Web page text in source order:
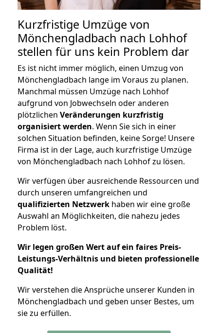
Kurzfristige Umzüge von
Mönchengladbach nach Lohhof
stellen für uns kein Problem dar
Es ist nicht immer möglich, einen Umzug von
Mönchengladbach lange im Voraus zu planen.
Manchmal müssen Umzüge nach Lohhof
aufgrund von Jobwechseln oder anderen
plötzlichen Veränderungen kurzfristig
organisiert werden. Wenn Sie sich in einer
solchen Situation befinden, keine Sorge! Unsere
Firma ist in der Lage, auch kurzfristige Umzüge
von Mönchengladbach nach Lohhof zu lösen.
Wir verfügen über ausreichende Ressourcen und
durch unseren umfangreichen und
qualifizierten Netzwerk haben wir eine große
Auswahl an Möglichkeiten, die nahezu jedes
Problem löst.
Wir legen großen Wert auf ein faires Preis-
Leistungs-Verhältnis und bieten professionelle
Qualität!
Wir verstehen die Ansprüche unserer Kunden in
Mönchengladbach und geben unser Bestes, um
sie zu erfüllen.